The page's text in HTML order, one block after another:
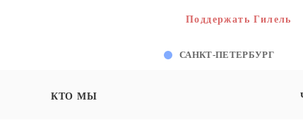
Поддержать Гилель
САНКТ-ПЕТЕРБУРГ
КТО МЫ